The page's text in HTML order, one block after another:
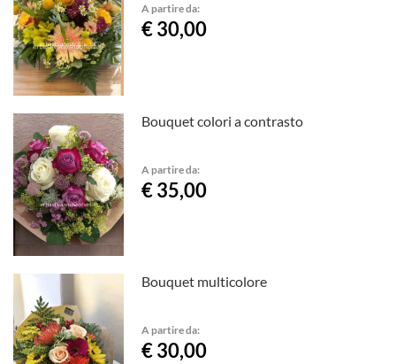
A partire da:
€ 30,00
Bouquet colori a contrasto
A partire da:
€ 35,00
Bouquet multicolore
A partire da:
€ 30,00